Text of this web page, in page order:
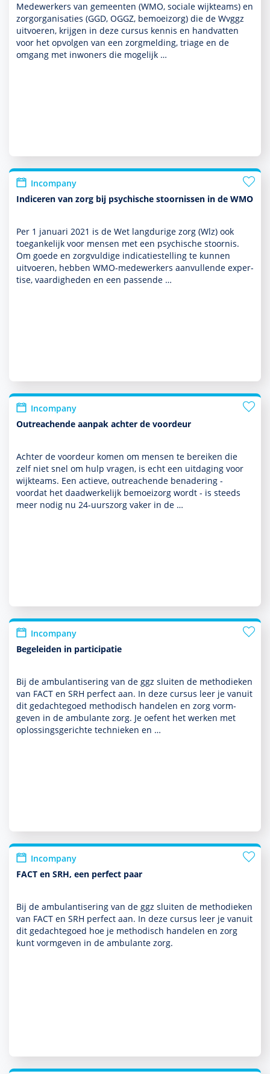
Medewerk­ers van gemeenten (WMO, sociale wijkteams) en
zorgorgani­saties (GGD, OGGZ, bemoei­zorg) die de Wvggz
uitvoeren, krijgen in deze cursus kennis en handvatten
voor het opvolgen van een zorgmelding, triage en de
omgang met inwoners die moge­lijk …
Incompany
Indiceren van zorg bij psychische stoornissen in de WMO
Per 1 januari 2021 is de Wet langdurige zorg (Wlz) ook
toegankelijk voor mensen met een psychische stoor­nis.
Om goede en zorgvuldige indi­catie­stel­ling te kunnen
uitvoeren, hebben WMO-mede­wer­kers aan­vullende exper­
tise, vaar­dig­heden en een pas­sende …
Incompany
Outreachende aanpak achter de voordeur
Achter de voordeur komen om mensen te bereiken die
zelf niet snel om hulp vragen, is echt een uitdaging voor
wijkteams. Een actieve, outreachende benade­ring -
voordat het daad­wer­ke­lijk bemoei­zorg wordt - is steeds
meer nodig nu 24-uurszorg vaker in de …
Incompany
Begeleiden in participatie
Bij de ambu­lantisering van de ggz sluiten de metho­dieken
van FACT en SRH perfect aan. In deze cursus leer je vanuit
dit gedachtegoed metho­disch han­delen en zorg vorm­
geven in de ambu­lante zorg. Je oefent het werken met
oplos­sings­gerichte tech­nieken en …
Incompany
FACT en SRH, een perfect paar
Bij de ambu­lantisering van de ggz sluiten de metho­dieken
van FACT en SRH perfect aan. In deze cursus leer je vanuit
dit gedachtegoed hoe je metho­disch han­delen en zorg
kunt vorm­geven in de ambu­lante zorg.